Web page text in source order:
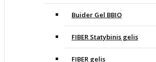
Buider Gel BBIO
FIBER Statybinis gelis
FIBER gelis